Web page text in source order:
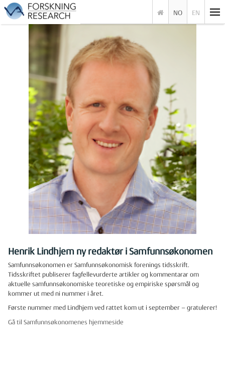
NO EN
Henrik Lindhjem ny redaktør i Samfunnsøkonomen
Samfunnsøkonomen er Samfunnsøkonomisk forenings tidsskrift.
Tidsskriftet publiserer fagfellevurderte artikler og kommentarar om
aktuelle samfunnsøkonomiske teoretiske og empiriske spørsmål og
kommer ut med ni nummer i året.
Første nummer med Lindhjem ved rattet kom ut i september – gratulerer!
Gå til Samfunnsøkonomenes hjemmeside